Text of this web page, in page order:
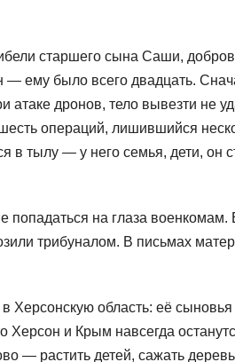
старшего сына Саши,
— ему было всего двадцать.
атаке дронов, тело вывезти не
операций, лишившийся
в тылу — у него семья, дети, он
на глаза военкомам.
трибуналом. В письмах
Херсонскую область: её
и Крым навсегда
— растить детей, сажать